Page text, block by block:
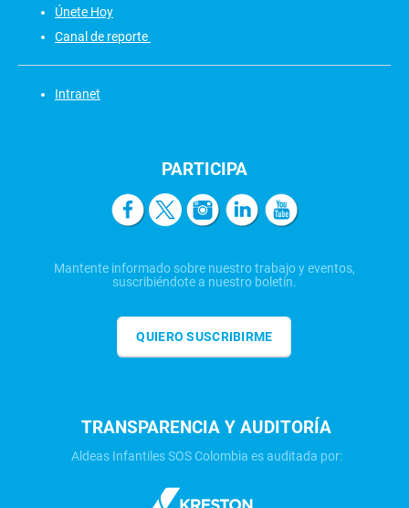
Únete Hoy
Canal de reporte
Intranet
PARTICIPA
Mantente informado sobre nuestro trabajo y eventos,
suscribiéndote a nuestro boletín.
QUIERO SUSCRIBIRME
TRANSPARENCIA Y AUDITORÍA
Aldeas Infantiles SOS Colombia es auditada por: